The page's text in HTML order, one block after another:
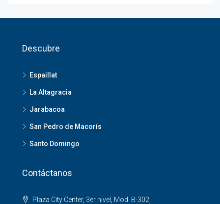
Descubre
Espaillat
La Altagracia
Jarabacoa
San Pedro de Macorís
Santo Domingo
Contáctanos
Plaza City Center, 3er nivel, Mod. B-302,